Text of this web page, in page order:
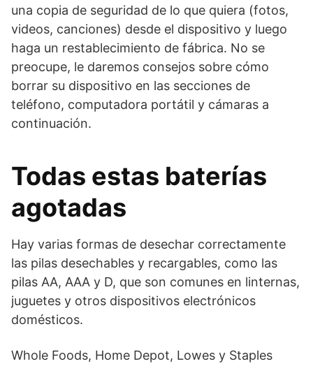
una copia de seguridad de lo que quiera (fotos,
videos, canciones) desde el dispositivo y luego
haga un restablecimiento de fábrica. No se
preocupe, le daremos consejos sobre cómo
borrar su dispositivo en las secciones de
teléfono, computadora portátil y cámaras a
continuación.
Todas estas baterías
agotadas
Hay varias formas de desechar correctamente
las pilas desechables y recargables, como las
pilas AA, AAA y D, que son comunes en linternas,
juguetes y otros dispositivos electrónicos
domésticos.
Whole Foods, Home Depot, Lowes y Staples